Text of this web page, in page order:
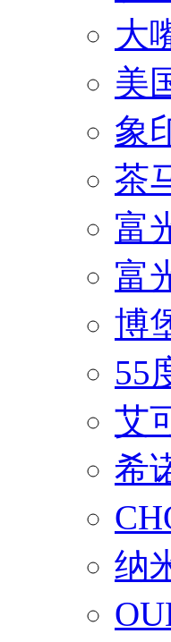
大
美
象
茶
富
富
博
55
艾
希
纳